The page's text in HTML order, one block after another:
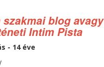
szakmai blog avagy
Intim Pista
- 14 éve